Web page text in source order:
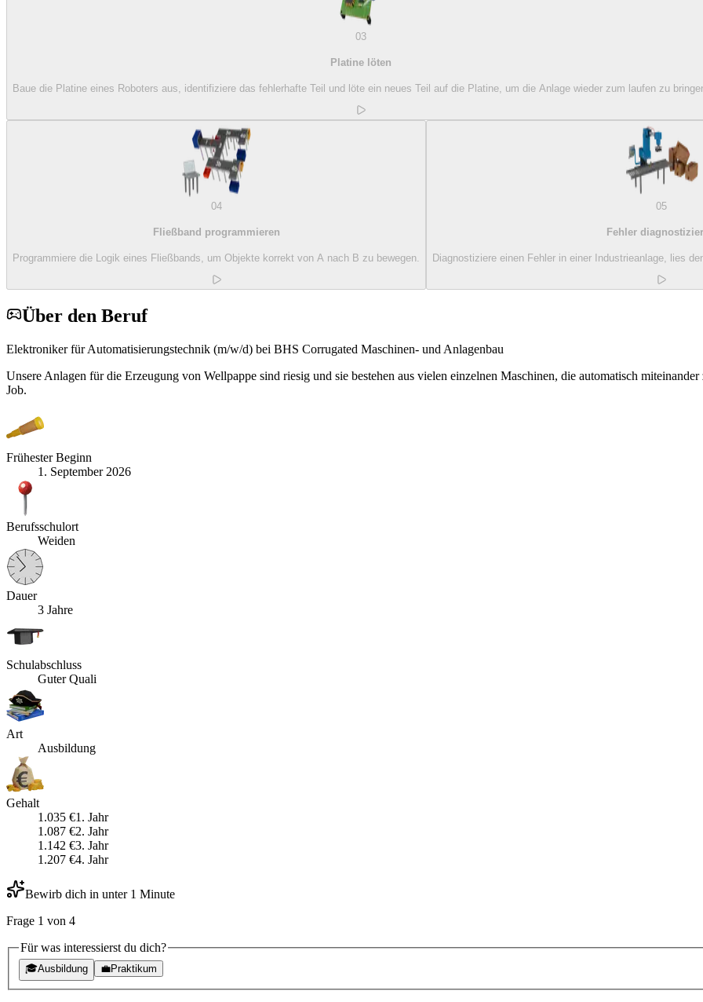
03
Platine löten
Baue die Platine eines Roboters aus, identifiziere das fehlerhafte Teil und löte ein neues Teil auf die Platine, um die Anlage wieder zum laufen zu
04
Fließband programmieren
Programmiere die Logik eines Fließbands, um Objekte korrekt von A nach B zu bewegen.
05
Fehler
Diagnostiziere einen Fehler in einer Industrieanlage, lies
Über den Beruf
Elektroniker für Automatisierungstechnik (m/w/d) bei BHS Corrugated Maschinen- und Anlagenbau
Unsere Anlagen für die Erzeugung von Wellpappe sind riesig und sie bestehen aus vielen einzelnen Maschinen, die automatisch
Job.
Frühester Beginn
1. September 2026
Berufsschulort
Weiden
Dauer
3 Jahre
Schulabschluss
Guter Quali
Art
Ausbildung
Gehalt
1.035 €1 . Jahr
1.087 €2. Jahr
1.142 €3. Jahr
1.207 €4. Jahr
Bewirb dich in unter 1 Minute
Frage 1 von 4
Für was interessierst du dich?
🎓Ausbildung 💼Praktikum